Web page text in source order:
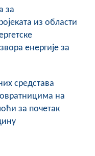
за
из области
енергије за
средстава
на
за почетак